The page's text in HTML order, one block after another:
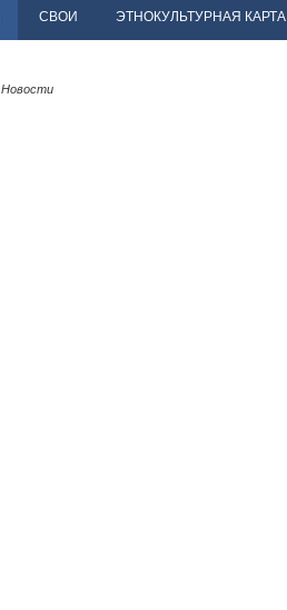
СВОИ ЭТНОКУЛЬТУРНАЯ КАРТА
Новости